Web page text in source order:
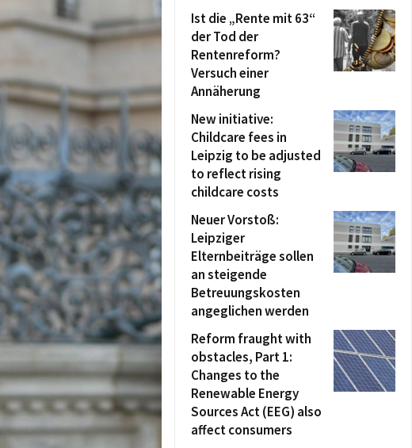
Ist die „Rente mit 63“
der Tod der
Rentenreform?
Versuch einer
Annäherung
New initiative:
Childcare fees in
Leipzig to be adjusted
to reflect rising
childcare costs
Neuer Vorstoß:
Leipziger
Elternbeiträge sollen
an steigende
Betreuungskosten
angeglichen werden
Reform fraught with
obstacles, Part 1:
Changes to the
Renewable Energy
Sources Act (EEG) also
affect consumers